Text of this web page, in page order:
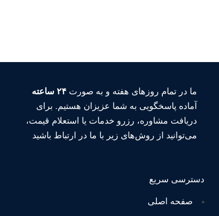
ما در تمام روزهای هفته و به صورت ۲۴ ساعته
آماده پاسخگویی به شما عزیزان هستیم. برای
دریافت مشاوره، رزرو خدمات یا استعلام قیمت،
می‌توانید از روش‌های زیر با ما در ارتباط باشید
دسترسی سریع
صفحه اصلی